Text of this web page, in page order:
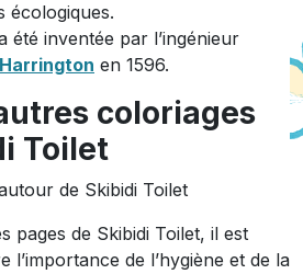
écologiques.
été inventée par l’ingénieur
en 1596.
coloriages
Toilet
de Skibidi Toilet
pages de Skibidi Toilet, il est
l’importance de l’hygiène et de la